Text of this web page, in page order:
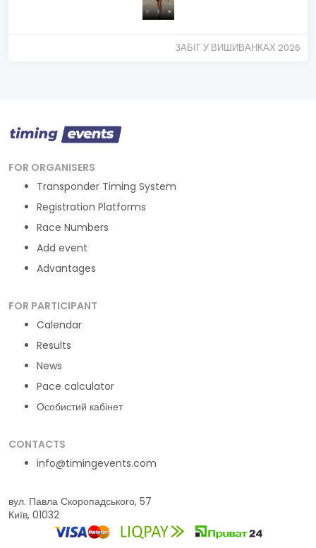
ЗАБІГ У ВИШИВАНКАХ 2026
FOR ORGANISERS
Transponder Timing System
Registration Platforms
Race Numbers
Add event
Advantages
FOR PARTICIPANT
Calendar
Results
News
Pace calculator
Особистий кабінет
CONTACTS
info@timingevents.com
вул. Павла Скоропадського, 57
Київ, 01032